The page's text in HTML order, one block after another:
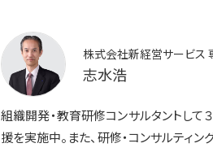
株式会社新経営サービス
志水浩
組織開発・教育研修コンサルタントし
援を実施中。また、研修・コンサルティ